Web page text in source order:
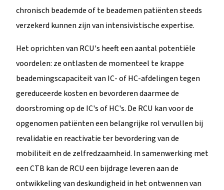
chronisch beademde of te beademen patiënten steeds
verzekerd kunnen zijn van intensivistische expertise.
Het oprichten van RCU's heeft een aantal potentiële
voordelen: ze ontlasten de momenteel te krappe
beademingscapaciteit van IC- of HC-afdelingen tegen
gereduceerde kosten en bevorderen daarmee de
doorstroming op de IC's of HC's. De RCU kan voor de
opgenomen patiënten een belangrijke rol vervullen bij
revalidatie en reactivatie ter bevordering van de
mobiliteit en de zelfredzaamheid. In samenwerking met
een CTB kan de RCU een bijdrage leveren aan de
ontwikkeling van deskundigheid in het ontwennen van